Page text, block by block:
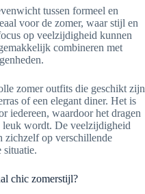
tussen formeel en
voor de zomer, waar stijl en
op veelzijdigheid kunnen
combineren met
zomer outfits die geschikt zijn
of een elegant diner. Het is
iedereen, waardoor het dragen
leuk wordt. De veelzijdigheid
zichzelf op verschillende
situatie.
chic zomerstijl?